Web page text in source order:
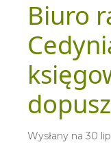
Biuro
Wysłany na 30